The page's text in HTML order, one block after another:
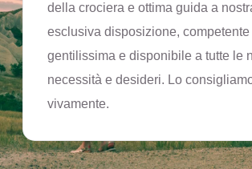
della crociera e ottima guida a
esclusiva disposizione, competente
gentilissima e disponibile a tutte le
necessità e desideri. Lo
vivamente.